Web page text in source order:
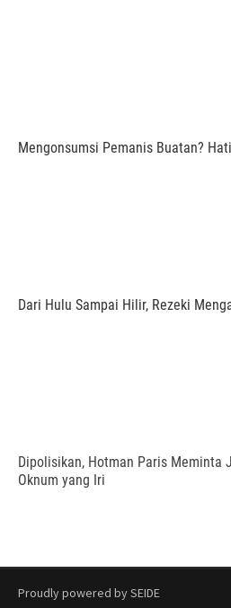
Mengonsumsi Pemanis Buatan?
Dari Hulu Sampai Hilir, Rezeki
Dipolisikan, Hotman Paris Meminta
Oknum yang Iri
Proudly powered by SEIDE